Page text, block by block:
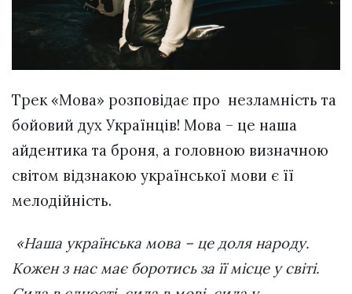
Трек «Мова» розповідає про незламність та
бойовий дух Українців! Мова – це наша
айдентика та броня, а головною визначною
світом відзнакою української мови є її
мелодійність.
«Наша українська мова – це доля народу.
Кожен з нас має боротись за її місце у світі.